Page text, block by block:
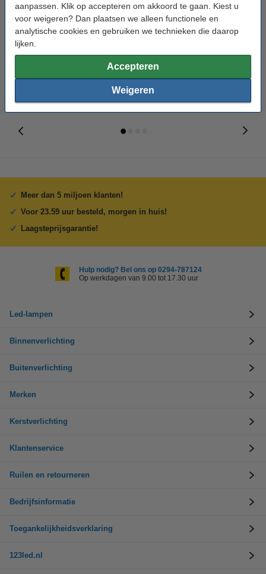
aanpassen. Klik op accepteren om akkoord te gaan. Kiest u
voor weigeren? Dan plaatsen we alleen functionele en
analytische cookies en gebruiken we technieken die daarop
lijken.
Accepteren
Weigeren
Textielsnoer zwart 2x0.75mm², 3
€ 9,50 Inclusief 21% BTW
Textielsnoer zwart 3 x 0.75mm²,
€ 12,50 Inclusief 21% BTW
Meer dan 5 miljoen klanten!
Voor 23.59 uur besteld, morgen in huis!
Laagsteprijsgarantie!
Hulp nodig? Bel ons op 0294-787124
Op werkdagen van 9.00 tot 17.30 uur
Led-lampen
Binnenverlichting
Buitenverlichting
Merken
Kerstverlichting
Klantenservice
Ruilen en retourneren
Bedrijfsinformatie
Toegankelijkheidsverklaring
123led.nl